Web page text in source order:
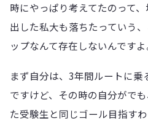
時にやっぱり考えてたのって
出した私大も落ちたっていう
ップなんて存在しないんですよ
まず自分は、3年間ルートに
ですけど、その時の自分がで
た受験生と同じゴール目指す